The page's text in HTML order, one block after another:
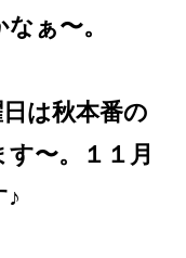
ぁ〜。
は秋本番の
〜。１１月
♪